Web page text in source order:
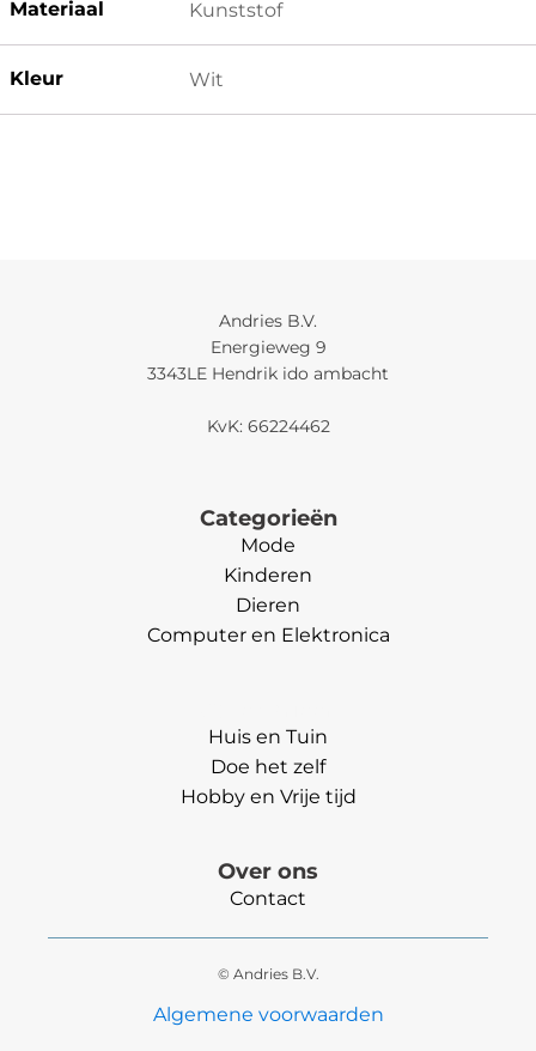
Materiaal Kunststof
Kleur Wit
Andries B.V.
Energieweg 9
3343LE Hendrik ido ambacht
KvK: 66224462
Categorieën
Mode
Kinderen
Dieren
Computer en Elektronica
Huis en Tuin
Doe het zelf
Hobby en Vrije tijd
Over ons
Contact
© Andries B.V.
Algemene voorwaarden